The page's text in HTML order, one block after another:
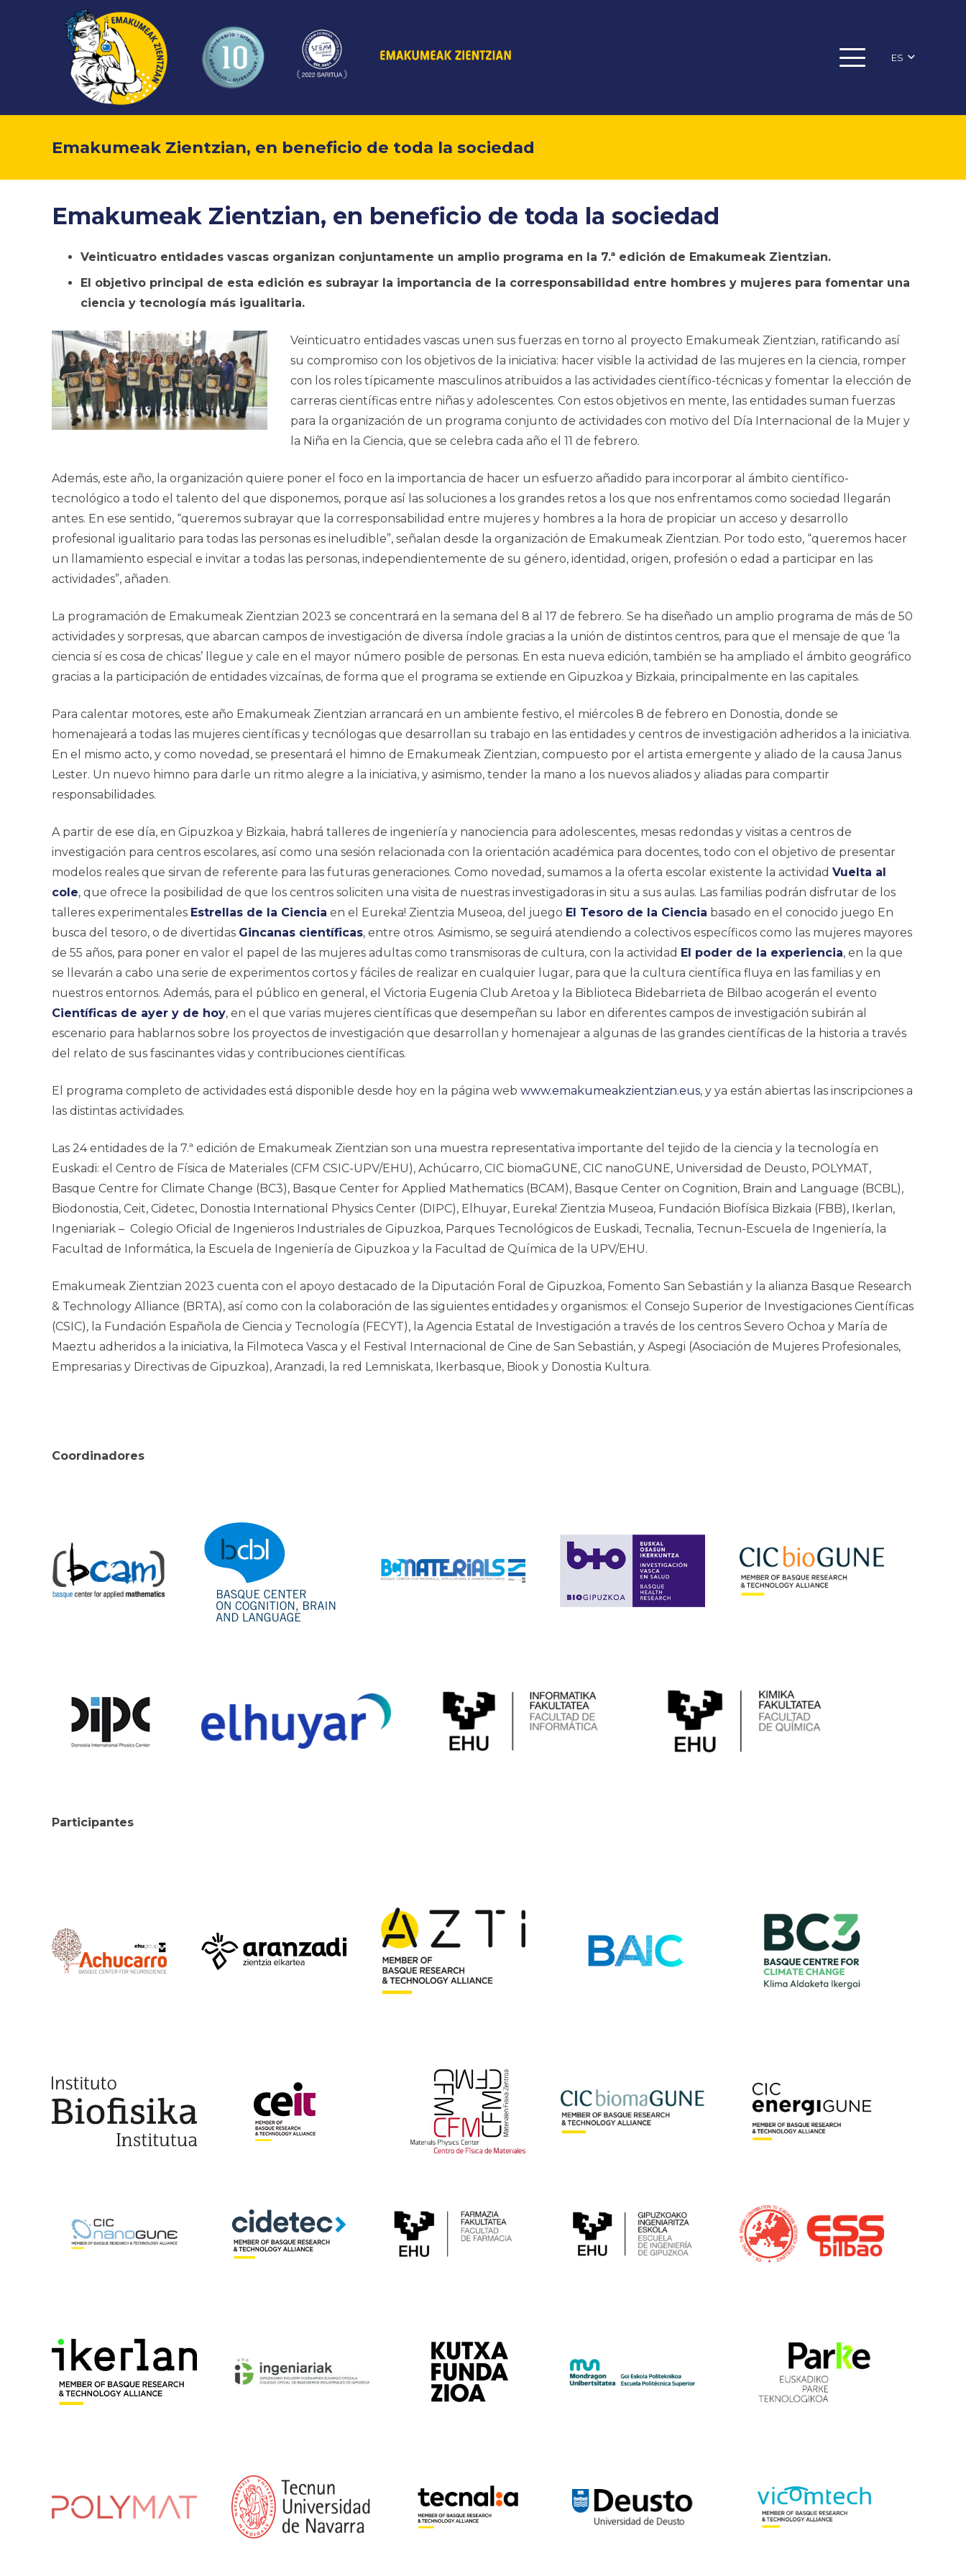
ES
Emakumeak Zientzian, en beneficio de toda la sociedad
Emakumeak Zientzian, en beneficio de toda la sociedad
Veinticuatro entidades vascas organizan conjuntamente un amplio programa en la 7.ª edición de Emakumeak Zientzian.
El objetivo principal de esta edición es subrayar la importancia de la corresponsabilidad entre hombres y mujeres para fomentar una
ciencia y tecnología más igualitaria.
Veinticuatro entidades vascas unen sus fuerzas en torno al proyecto Emakumeak Zientzian, ratificando así
su compromiso con los objetivos de la iniciativa: hacer visible la actividad de las mujeres en la ciencia, romper
con los roles típicamente masculinos atribuidos a las actividades científico-técnicas y fomentar la elección de
carreras científicas entre niñas y adolescentes. Con estos objetivos en mente, las entidades suman fuerzas
para la organización de un programa conjunto de actividades con motivo del Día Internacional de la Mujer y
la Niña en la Ciencia, que se celebra cada año el 11 de febrero.
Además, este año, la organización quiere poner el foco en la importancia de hacer un esfuerzo añadido para incorporar al ámbito científico-
tecnológico a todo el talento del que disponemos, porque así las soluciones a los grandes retos a los que nos enfrentamos como sociedad llegarán
antes. En ese sentido, “queremos subrayar que la corresponsabilidad entre mujeres y hombres a la hora de propiciar un acceso y desarrollo
profesional igualitario para todas las personas es ineludible”, señalan desde la organización de Emakumeak Zientzian. Por todo esto, “queremos hacer
un llamamiento especial e invitar a todas las personas, independientemente de su género, identidad, origen, profesión o edad a participar en las
actividades”, añaden.
La programación de Emakumeak Zientzian 2023 se concentrará en la semana del 8 al 17 de febrero. Se ha diseñado un amplio programa de más de 50
actividades y sorpresas, que abarcan campos de investigación de diversa índole gracias a la unión de distintos centros, para que el mensaje de que ‘la
ciencia sí es cosa de chicas’ llegue y cale en el mayor número posible de personas. En esta nueva edición, también se ha ampliado el ámbito geográfico
gracias a la participación de entidades vizcaínas, de forma que el programa se extiende en Gipuzkoa y Bizkaia, principalmente en las capitales.
Para calentar motores, este año Emakumeak Zientzian arrancará en un ambiente festivo, el miércoles 8 de febrero en Donostia, donde se
homenajeará a todas las mujeres científicas y tecnólogas que desarrollan su trabajo en las entidades y centros de investigación adheridos a la iniciativa.
En el mismo acto, y como novedad, se presentará el himno de Emakumeak Zientzian, compuesto por el artista emergente y aliado de la causa Janus
Lester. Un nuevo himno para darle un ritmo alegre a la iniciativa, y asimismo, tender la mano a los nuevos aliados y aliadas para compartir
responsabilidades.
A partir de ese día, en Gipuzkoa y Bizkaia, habrá talleres de ingeniería y nanociencia para adolescentes, mesas redondas y visitas a centros de
investigación para centros escolares, así como una sesión relacionada con la orientación académica para docentes, todo con el objetivo de presentar
modelos reales que sirvan de referente para las futuras generaciones. Como novedad, sumamos a la oferta escolar existente la actividad Vuelta al
cole, que ofrece la posibilidad de que los centros soliciten una visita de nuestras investigadoras in situ a sus aulas. Las familias podrán disfrutar de los
talleres experimentales Estrellas de la Ciencia en el Eureka! Zientzia Museoa, del juego El Tesoro de la Ciencia basado en el conocido juego En
busca del tesoro, o de divertidas Gincanas científicas, entre otros. Asimismo, se seguirá atendiendo a colectivos específicos como las mujeres mayores
de 55 años, para poner en valor el papel de las mujeres adultas como transmisoras de cultura, con la actividad El poder de la experiencia, en la que
se llevarán a cabo una serie de experimentos cortos y fáciles de realizar en cualquier lugar, para que la cultura científica fluya en las familias y en
nuestros entornos. Además, para el público en general, el Victoria Eugenia Club Aretoa y la Biblioteca Bidebarrieta de Bilbao acogerán el evento
Científicas de ayer y de hoy, en el que varias mujeres científicas que desempeñan su labor en diferentes campos de investigación subirán al
escenario para hablarnos sobre los proyectos de investigación que desarrollan y homenajear a algunas de las grandes científicas de la historia a través
del relato de sus fascinantes vidas y contribuciones científicas.
El programa completo de actividades está disponible desde hoy en la página web www.emakumeakzientzian.eus, y ya están abiertas las inscripciones a
las distintas actividades.
Las 24 entidades de la 7.ª edición de Emakumeak Zientzian son una muestra representativa importante del tejido de la ciencia y la tecnología en
Euskadi: el Centro de Física de Materiales (CFM CSIC-UPV/EHU), Achúcarro, CIC biomaGUNE, CIC nanoGUNE, Universidad de Deusto, POLYMAT,
Basque Centre for Climate Change (BC3), Basque Center for Applied Mathematics (BCAM), Basque Center on Cognition, Brain and Language (BCBL),
Biodonostia, Ceit, Cidetec, Donostia International Physics Center (DIPC), Elhuyar, Eureka! Zientzia Museoa, Fundación Biofísica Bizkaia (FBB), Ikerlan,
Ingeniariak – Colegio Oficial de Ingenieros Industriales de Gipuzkoa, Parques Tecnológicos de Euskadi, Tecnalia, Tecnun-Escuela de Ingeniería, la
Facultad de Informática, la Escuela de Ingeniería de Gipuzkoa y la Facultad de Química de la UPV/EHU.
Emakumeak Zientzian 2023 cuenta con el apoyo destacado de la Diputación Foral de Gipuzkoa, Fomento San Sebastián y la alianza Basque Research
& Technology Alliance (BRTA), así como con la colaboración de las siguientes entidades y organismos: el Consejo Superior de Investigaciones Científicas
(CSIC), la Fundación Española de Ciencia y Tecnología (FECYT), la Agencia Estatal de Investigación a través de los centros Severo Ochoa y María de
Maeztu adheridos a la iniciativa, la Filmoteca Vasca y el Festival Internacional de Cine de San Sebastián, y Aspegi (Asociación de Mujeres Profesionales,
Empresarias y Directivas de Gipuzkoa), Aranzadi, la red Lemniskata, Ikerbasque, Biook y Donostia Kultura.
Coordinadores
Participantes